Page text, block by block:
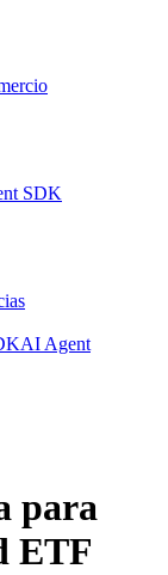
SDK
AI Agent
para
ETF